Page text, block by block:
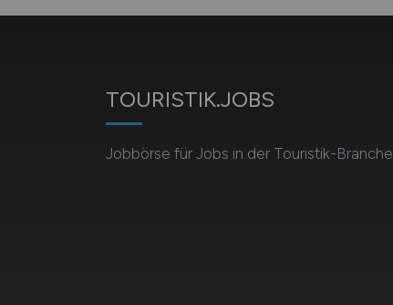
TOURISTIK.JOBS
Jobbörse für Jobs in der Touristik-Branche